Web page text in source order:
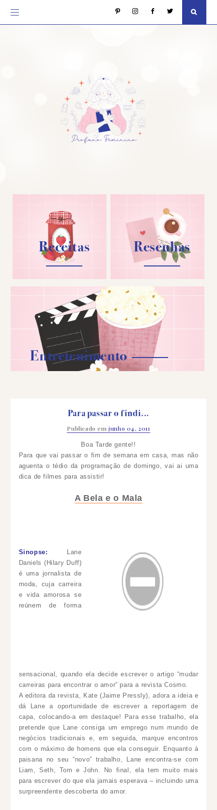
Receitas Resenhas
Entretenimento
Para passar o findi...
Publicado emjunho 04, 2011
Boa Tarde gente!!
Para que vai passar o fim de semana em casa, mas não
aguenta o tédio da programação de domingo, vai ai uma
dica de filmes para assistir!
A Bela e o Mala
Sinopse: Lane
Daniels (Hilary Duff)
é uma jornalista de
moda, cuja carreira
e vida amorosa se
reúnem de forma
sensacional,
quando ela decide escrever o artigo “mudar
carreiras para encontrar o amor” para a revista Cosmo.
A editora da revista, Kate (Jaime Pressly), adora a ideia e
dá Lane a oportunidade de escrever a reportagem de
capa, colocando-a em destaque! Para esse trabalho, ela
pretende que Lane consiga um emprego num mundo de
negócios tradicionais e, em seguida, marque encontros
com o máximo de homens que ela conseguir. Enquanto à
paisana no seu “novo” trabalho, Lane encontra-se com
Liam, Seth, Tom e John. No final, ela tem muito mais
para escrever do que ela jamais esperava – incluindo uma
surpreendente descoberta do amor.